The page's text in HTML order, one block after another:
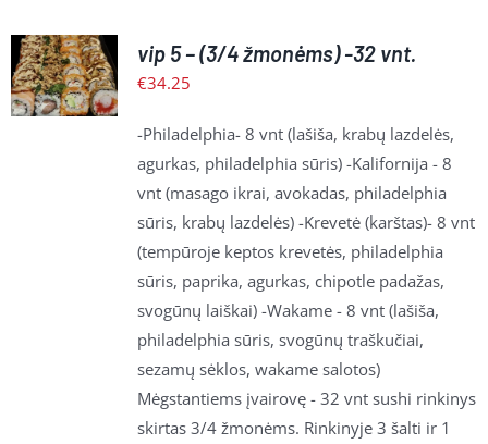
Į
KREPŠELĮ
/
PLAČIAU
vip 5 – (3/4 žmonėms) -32 vnt.
€34.25
-Philadelphia- 8 vnt (lašiša, krabų lazdelės,
agurkas, philadelphia sūris) -Kalifornija - 8
vnt (masago ikrai, avokadas, philadelphia
sūris, krabų lazdelės) -Krevetė (karštas)- 8 vnt
(tempūroje keptos krevetės, philadelphia
sūris, paprika, agurkas, chipotle padažas,
svogūnų laiškai) -Wakame - 8 vnt (lašiša,
philadelphia sūris, svogūnų traškučiai,
sezamų sėklos, wakame salotos)
Mėgstantiems įvairovę - 32 vnt sushi rinkinys
skirtas 3/4 žmonėms. Rinkinyje 3 šalti ir 1